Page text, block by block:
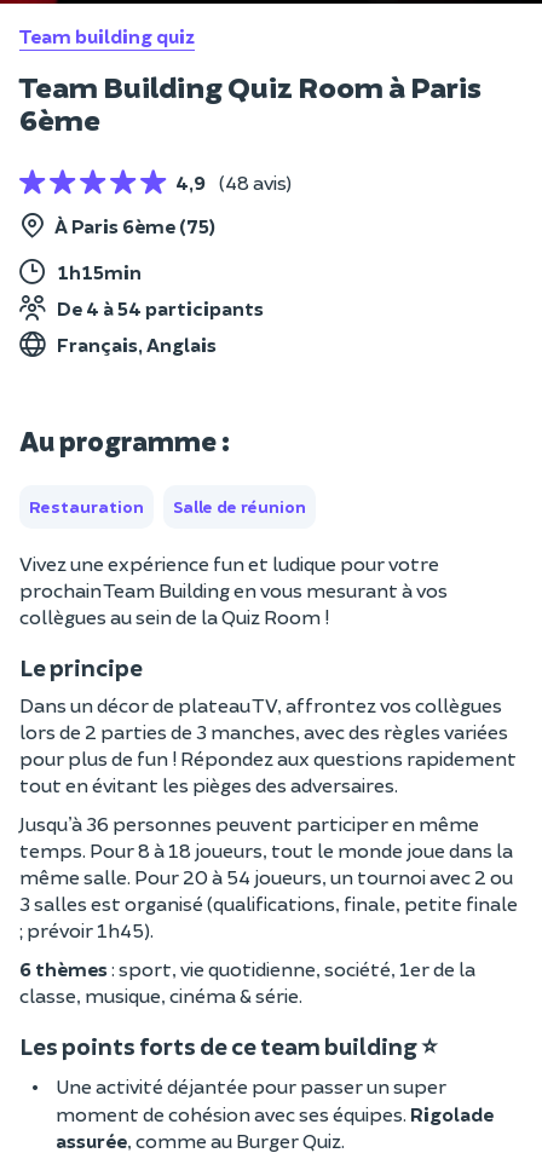
Team building quiz
Team Building Quiz Room à Paris
6ème
4,9 (48 avis)
À Paris 6ème (75)
1h15min
De 4 à 54 participants
Français, Anglais
Au programme :
Restauration Salle de réunion
Vivez une expérience fun et ludique pour votre
prochain Team Building en vous mesurant à vos
collègues au sein de la Quiz Room !
Le principe
Dans un décor de plateau TV, affrontez vos collègues
lors de 2 parties de 3 manches, avec des règles variées
pour plus de fun ! Répondez aux questions rapidement
tout en évitant les pièges des adversaires.
Jusqu’à 36 personnes peuvent participer en même
temps. Pour 8 à 18 joueurs, tout le monde joue dans la
même salle. Pour 20 à 54 joueurs, un tournoi avec 2 ou
3 salles est organisé (qualifications, finale, petite finale
; prévoir 1h45).
6 thèmes: sport, vie quotidienne, société, 1er de la
classe, musique, cinéma & série.
Les points forts de ce team building ⭐
Une activité déjantée pour passer un super
moment de cohésion avec ses équipes. Rigolade
assurée, comme au Burger Quiz.